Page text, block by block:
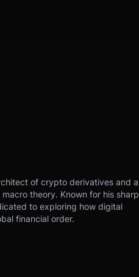
of crypto derivatives and a
theory. Known for his sharp
to exploring how digital
financial order.